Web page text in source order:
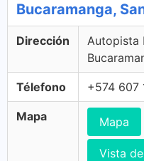
Bucaramanga,
Dirección
Autopista
Télefono +574 607
Mapa Mapa
Vista